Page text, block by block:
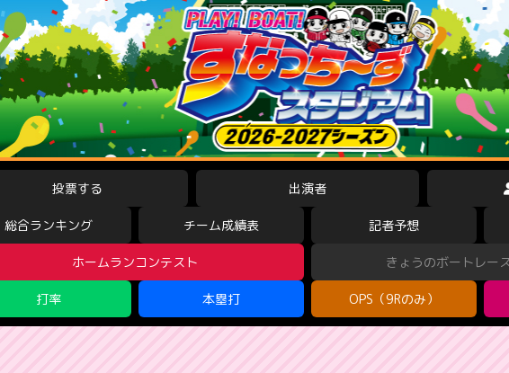
投票する 出演者
総合ランキング チーム成績表 記者予想
ホームランコンテスト きょうのボートレー
打率 本塁打 OPS（9Rのみ）